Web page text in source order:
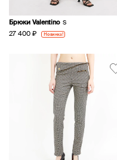
Брюки Valentino S
27 400 ₽ Новинка!